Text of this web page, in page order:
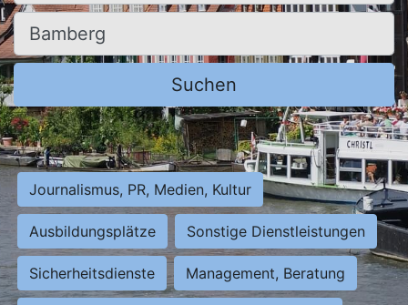
Ort, Stadt
Suchen
Journalismus, PR, Medien, Kultur
Ausbildungsplätze Sonstige Dienstleistungen
Sicherheitsdienste Management, Beratung